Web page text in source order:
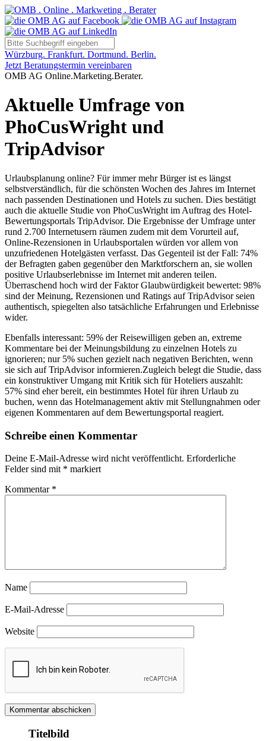
Würzburg. Frankfurt. Dortmund. Berlin.
Jetzt Beratungstermin vereinbaren
OMB AG Online.Marketing.Berater.
Aktuelle Umfrage von
PhoCusWright und
TripAdvisor
Urlaubsplanung online? Für immer mehr Bürger ist es längst
selbstverständlich, für die schönsten Wochen des Jahres im Internet
nach passenden Destinationen und Hotels zu suchen. Dies bestätigt
auch die aktuelle Studie von PhoCusWright im Auftrag des Hotel-
Bewertungsportals TripAdvisor. Die Ergebnisse der Umfrage unter
rund 2.700 Internetusern räumen zudem mit dem Vorurteil auf,
Online-Rezensionen in Urlaubsportalen würden vor allem von
unzufriedenen Hotelgästen verfasst. Das Gegenteil ist der Fall: 74%
der Befragten gaben gegenüber den Marktforschern an, sie wollen
positive Urlaubserlebnisse im Internet mit anderen teilen.
Überraschend hoch wird der Faktor Glaubwürdigkeit bewertet: 98%
sind der Meinung, Rezensionen und Ratings auf TripAdvisor seien
authentisch, spiegelten also tatsächliche Erfahrungen und Erlebnisse
wider.
Ebenfalls interessant: 59% der Reisewilligen geben an, extreme
Kommentare bei der Meinungsbildung zu einzelnen Hotels zu
ignorieren; nur 5% suchen gezielt nach negativen Berichten, wenn
sie sich auf TripAdvisor informieren.Zugleich belegt die Studie, dass
ein konstruktiver Umgang mit Kritik sich für Hoteliers auszahlt:
57% sind eher bereit, ein bestimmtes Hotel für ihren Urlaub zu
buchen, wenn das Hotelmanagement aktiv mit Stellungnahmen oder
eigenen Kommentaren auf dem Bewertungsportal reagiert.
Schreibe einen Kommentar
Deine E-Mail-Adresse wird nicht veröffentlicht. Erforderliche
Felder sind mit * markiert
Kommentar *
Name
E-Mail-Adresse
Website
Titelbild